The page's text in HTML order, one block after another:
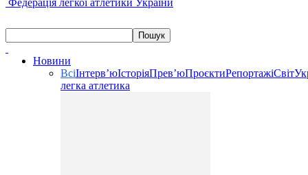
Федерація легкої атлетики України
Новини
ВсіІнтерв’юІсторіяПрев’юПроєктиРепортажіСвіт
легка атлетика